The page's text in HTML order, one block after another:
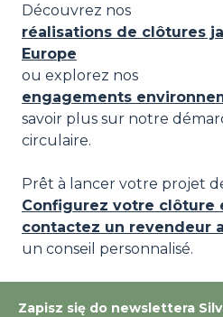
Découvrez nos
réalisations de clôtures
Europe
ou explorez nos
engagements
savoir plus sur notre
circulaire.
Prêt à lancer votre projet
Configurez votre clôture
contactez un revendeur
un conseil personnalisé.
Zapisz się do newslettera